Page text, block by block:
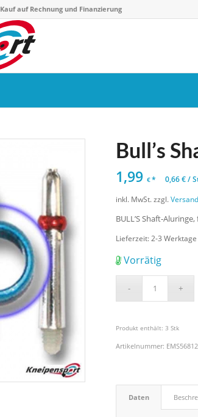
Kauf auf Rechnung und Finanzierung
Bull’s
1,99€* 0,66€/
inkl. MwSt. zzgl.Versand
BULL’S Shaft-
Lieferzeit: 2-3 Werktage
Vorrätig
Produkt enthält: 3Stk
Artikelnummer: EMS56812
Daten